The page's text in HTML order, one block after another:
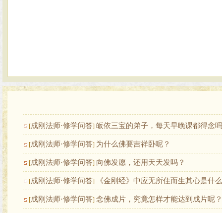
[成刚法师·修学问答] 皈依三宝的弟子，每天早晚课都得念
[成刚法师·修学问答] 为什么佛要吉祥卧呢？
[成刚法师·修学问答] 向佛发愿，还用天天发吗？
[成刚法师·修学问答] 《金刚经》中应无所住而生其心是什
[成刚法师·修学问答] 念佛成片，究竟怎样才能达到成片呢？